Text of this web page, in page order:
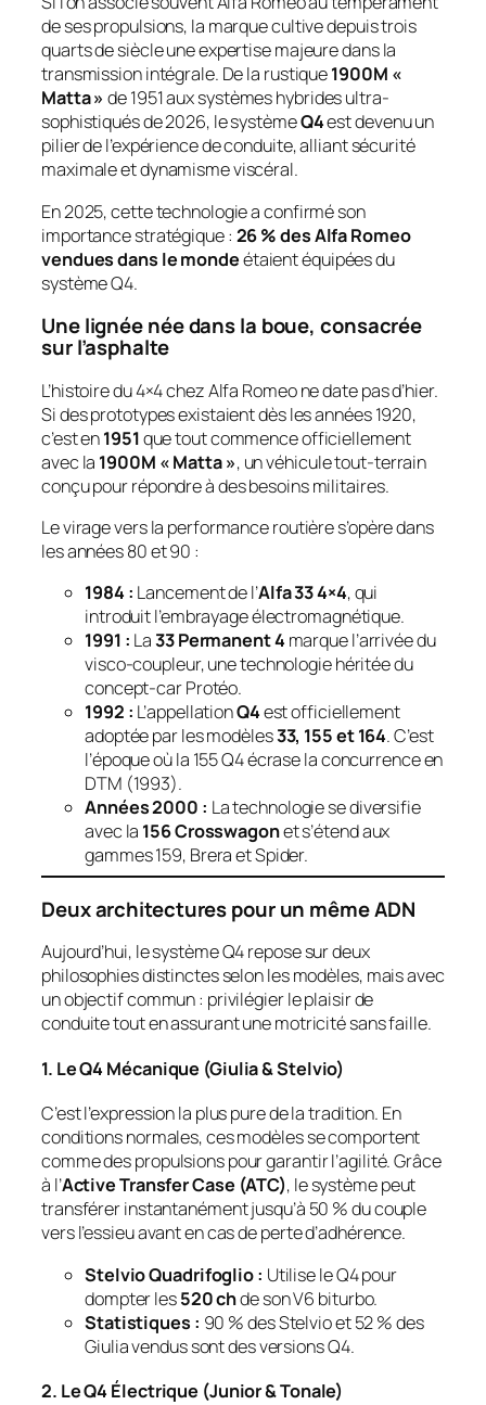
de ses propulsions, la marque cultive depuis trois
quarts de siècle une expertise majeure dans la
transmission intégrale. De la rustique1900M «
Matta » de 1951 aux systèmes hybrides ultra-
sophistiqués de 2026, le systèmeQ4est devenu un
pilier de l’expérience de conduite, alliant sécurité
maximale et dynamisme viscéral.
En 2025, cette technologie a confirmé son
importance stratégique : 26 % des Alfa Romeo
vendues dans le mondeétaient équipées du
système Q4.
Une lignée née dans la boue, consacrée
sur l’asphalte
L’histoire du 4×4 chez Alfa Romeo ne date pas d’hier.
Si des prototypes existaient dès les années 1920,
c’est en1951que tout commence officiellement
avec la 1900M « Matta », un véhicule tout-terrain
conçu pour répondre à des besoins militaires.
Le virage vers la performance routière s’opère dans
les années 80 et 90 :
1984 : Lancement de l’Alfa 33 4×4, qui
introduit l’embrayage électromagnétique.
1991 : La33 Permanent 4 marque l’arrivée du
visco-coupleur, une technologie héritée du
concept-car Protéo.
1992 : L’appellationQ4est officiellement
adoptée par les modèles33, 155 et 164. C’est
l’époque où la 155 Q4 écrase la concurrence en
DTM (1993).
Années 2000 : La technologie se diversifie
avec la 156 Crosswagonet s’étend aux
gammes 159, Brera et Spider.
Deux architectures pour un même ADN
Aujourd’hui, le système Q4 repose sur deux
philosophies distinctes selon les modèles, mais avec
un objectif commun : privilégier le plaisir de
conduite tout en assurant une motricité sans faille.
1. Le Q4 Mécanique (Giulia & Stelvio)
C’est l’expression la plus pure de la tradition. En
conditions normales, ces modèles se comportent
comme des propulsions pour garantir l’agilité. Grâce
à l’Active Transfer Case (ATC), le système peut
transférer instantanément jusqu’à 50 % du couple
vers l’essieu avant en cas de perte d’adhérence.
Stelvio Quadrifoglio : Utilise le Q4 pour
dompter les520 chde son V6 biturbo.
Statistiques : 90 % des Stelvio et 52 % des
Giulia vendus sont des versions Q4.
2. Le Q4 Électrique (Junior & Tonale)